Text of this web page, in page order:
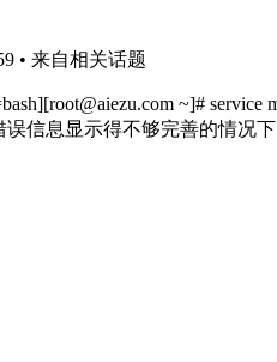
• 来自相关话题
~]# service
息显示得不够完善的情况